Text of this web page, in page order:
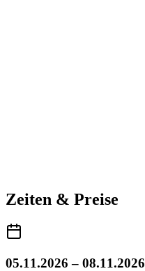
Zeiten & Preise
05.11.2026 – 08.11.2026